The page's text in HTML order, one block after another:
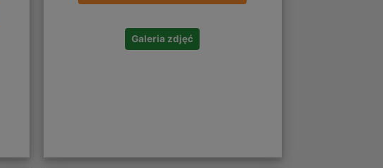
Galeria zdjęć